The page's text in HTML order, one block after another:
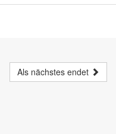
Als nächstes endet